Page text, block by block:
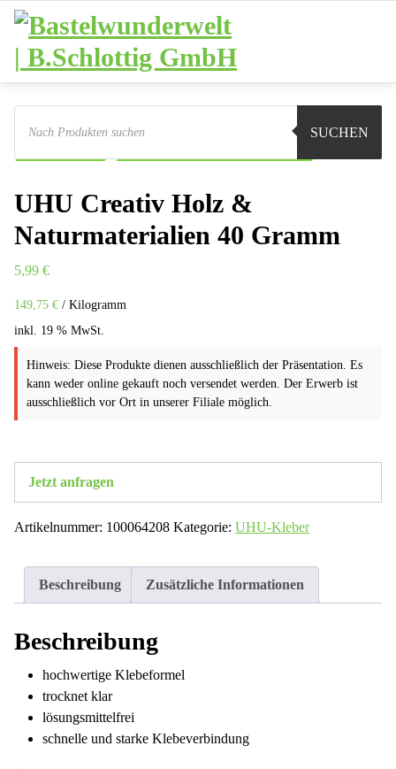
Zum
Inhalt
springen
Products
search
SUCHEN
Sie sind hier:
Klebstoffe
UHU Creativ Holz &
Naturmaterialien 40 Gramm
5,99 €
149,75 € / Kilogramm
inkl. 19 % MwSt.
Hinweis: Diese Produkte dienen ausschließlich der Präsentation. Es
kann weder online gekauft noch versendet werden. Der Erwerb ist
ausschließlich vor Ort in unserer Filiale möglich.
Jetzt anfragen
Artikelnummer: 100064208 Kategorie: UHU-Kleber
Beschreibung Zusätzliche Informationen
Beschreibung
hochwertige Klebeformel
trocknet klar
lösungsmittelfrei
schnelle und starke Klebeverbindung